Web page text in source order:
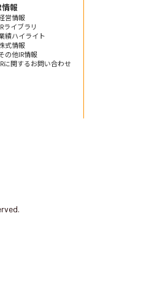
情報
営情報
ライブラリ
績ハイライト
式情報
の他IR情報
に関するお問い合わせ